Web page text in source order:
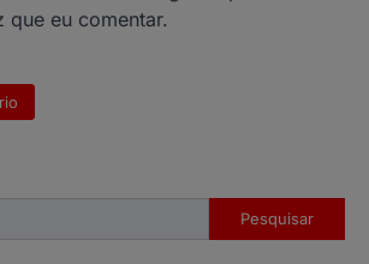
que eu comentar.
Pesquisar